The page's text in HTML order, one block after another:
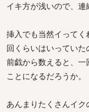
イキ方が浅いので、連
挿入でも当然イって
回くらいはいっていた
前戯から数えると、
ことになるだろうか。
あんまりたくさんイ